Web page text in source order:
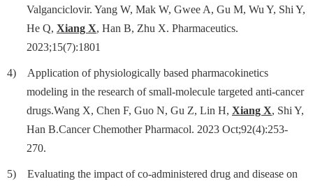
Valganciclovir. Yang W, Mak W, Gwee A, Gu M, Wu Y, Shi Y,
He Q, Xiang X, Han B, Zhu X. Pharmaceutics.
2023;15(7):1801
4)
Application of physiologically based pharmacokinetics
modeling in the research of small-molecule targeted anti-cancer
drugs.Wang X, Chen F, Guo N, Gu Z, Lin H, Xiang X, Shi Y,
Han B.Cancer Chemother Pharmacol. 2023 Oct;92(4):253-
270.
5)
Evaluating the impact of co-administered drug and disease on